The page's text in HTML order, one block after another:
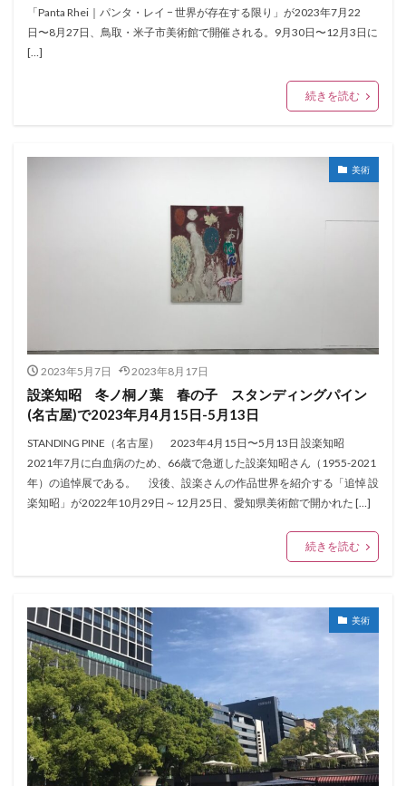
「Panta Rhei｜パンタ・レイ − 世界が存在する限り」が2023年7月22
日〜8月27日、鳥取・米子市美術館で開催される。9月30日〜12月3日に
[…]
続きを読む
美術
2023年5月7日 2023年8月17日
設楽知昭 冬ノ桐ノ葉 春の子 スタンディングパイン
(名古屋)で2023年月4月15日-5月13日
STANDING PINE（名古屋） 2023年4月15日〜5月13日 設楽知昭
2021年7月に白血病のため、66歳で急逝した設楽知昭さん（1955-2021
年）の追悼展である。 没後、設楽さんの作品世界を紹介する「追悼 設
楽知昭」が2022年10月29日～12月25日、愛知県美術館で開かれた […]
続きを読む
美術